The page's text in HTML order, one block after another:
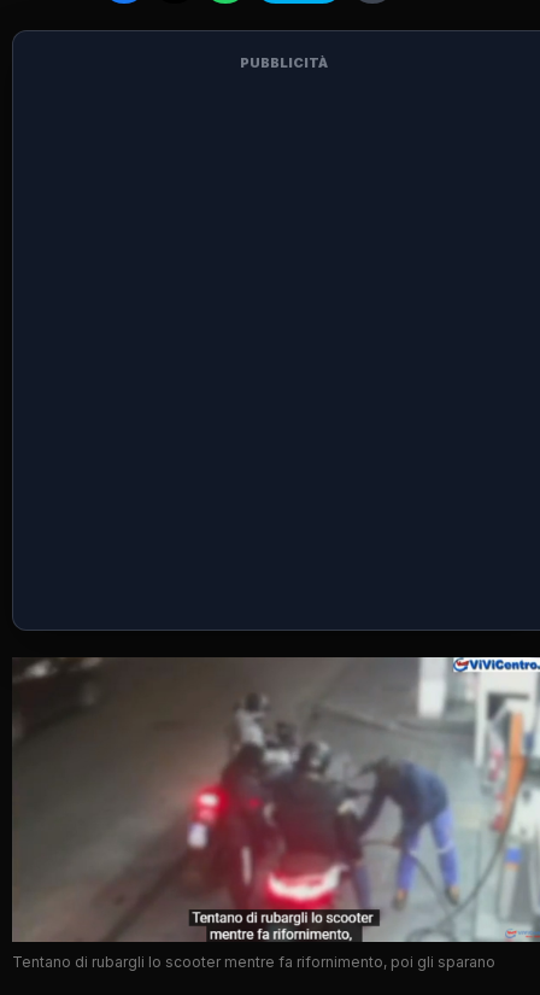
PUBBLICITÀ
Tentano di rubargli lo scooter mentre fa rifornimento, poi gli sparano